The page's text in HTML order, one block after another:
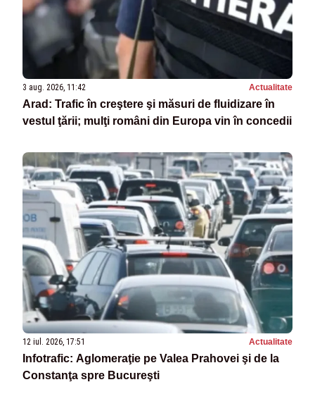
3 aug. 2026, 11:42 Actualitate
Arad: Trafic în creştere şi măsuri de fluidizare în
vestul ţării; mulţi români din Europa vin în concedii
12 iul. 2026, 17:51 Actualitate
Infotrafic: Aglomeraţie pe Valea Prahovei şi de la
Constanţa spre Bucureşti